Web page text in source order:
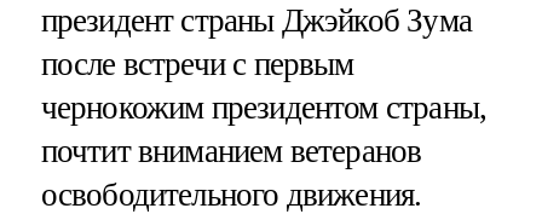
президент страны Джэйкоб Зума
после встречи с первым
чернокожим президентом страны,
почтит вниманием ветеранов
освободительного движения.